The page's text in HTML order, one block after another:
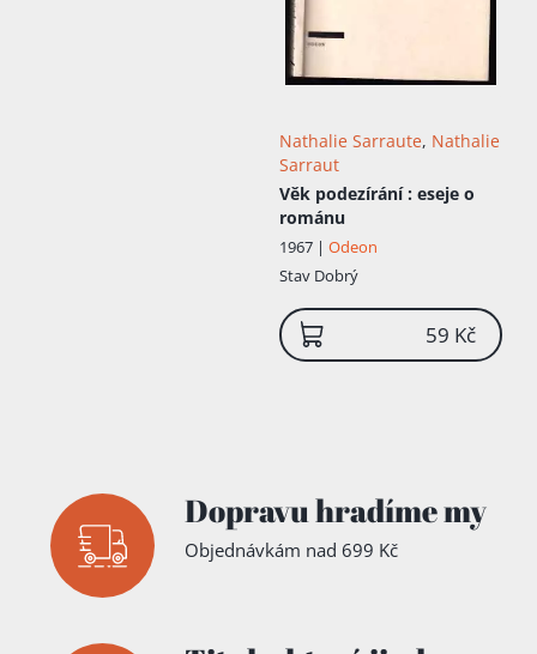
Nathalie Sarraute, Nathalie
Sarraut
Věk podezírání: eseje o
románu
1967 | Odeon
Stav Dobrý
59 Kč
Dopravu hradíme my
Objednávkám nad 699 Kč